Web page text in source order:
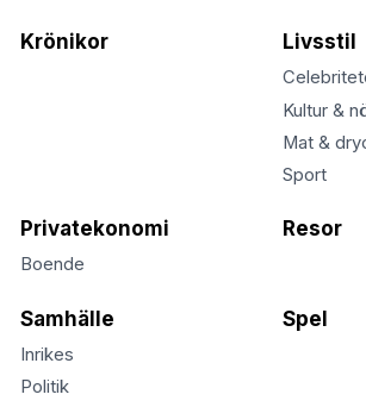
Krönikor Livsstil
Kultur &
Mat &
Sport
Privatekonomi
Boende
Resor
Samhälle
Inrikes
Politik
Spel